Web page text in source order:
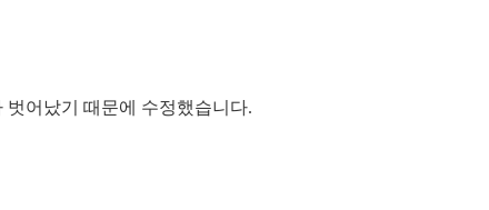
벗어났기 때문에 수정했습니다.